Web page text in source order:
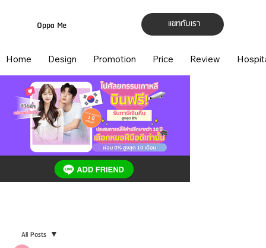
แชทกับเรา
Oppa Me
Home Design Promotion Price Review
All Posts